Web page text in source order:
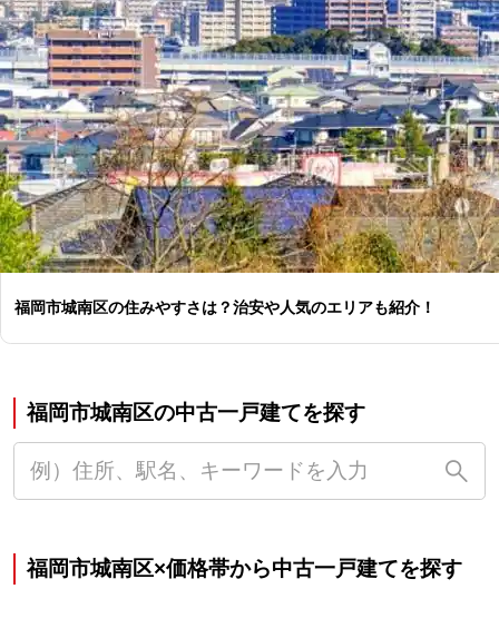
福岡市城南区の住みやすさは？治安や人気のエリアも紹介！
福岡市城南区の中古一戸建てを探す
福岡市城南区×価格帯から中古一戸建てを探す